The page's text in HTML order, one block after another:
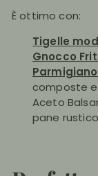
È ottimo con:
Tigelle
Gnocco
composte
Aceto
pane